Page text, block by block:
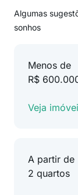
Algumas
sonhos
Menos de
R$
Veja
A partir de
2 quartos